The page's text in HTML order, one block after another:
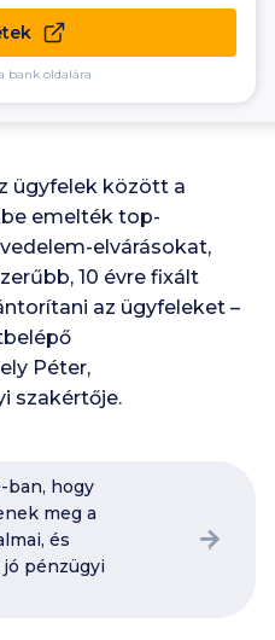
bank oldalára
ügyfelek között a
emelték top-
elvárásokat,
10 évre fixált
az ügyfeleket –
Péter,
szakértője.
ban, hogy
meg a
és
pénzügyi